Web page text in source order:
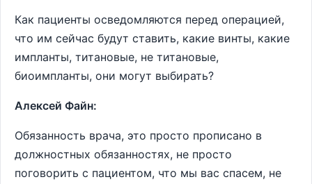
Как пациенты осведомляются перед операцией,
что им сейчас будут ставить, какие винты, какие
импланты, титановые, не титановые,
биоимпланты, они могут выбирать?
Алексей Файн:
Обязанность врача, это просто прописано в
должностных обязанностях, не просто
поговорить с пациентом, что мы вас спасем, не